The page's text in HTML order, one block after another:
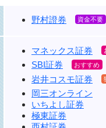
野村證券
マネックス証券
SBI証券
岩井コスモ証券
岡三オンライン
いちよし証券
極東証券